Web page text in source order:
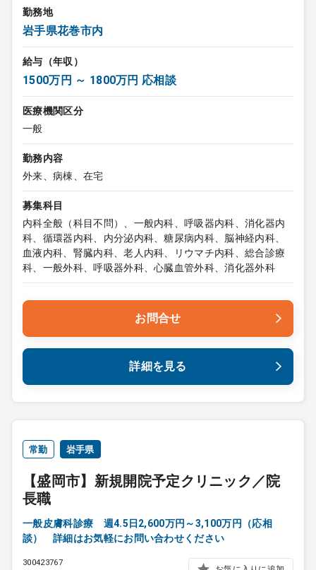
勤務地
岩手県花巻市内
給与（年収）
1500万円 ～ 1800万円 応相談
医療機関区分
一般
勤務内容
外来、病棟、在宅
募集科目
内科全般（科目不問）、一般内科、呼吸器内科、消化器内
科、循環器内科、内分泌内科、糖尿病内科、脳神経内科、
血液内科、腎臓内科、老人内科、リウマチ内科、総合診療
科、一般外科、呼吸器外科、心臓血管外科、消化器外科
お問合せ
詳細を見る
常勤 岩手県
【盛岡市】新規開院予定クリニック／院
長職
一般皮膚科診療 週4.5日2,600万円～3,100万円（応相
談） 詳細はお気軽にお問い合わせください
300423767